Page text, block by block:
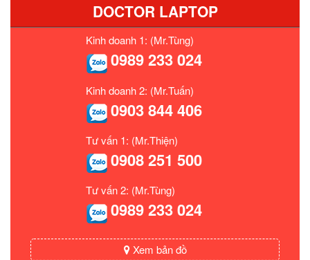
DOCTOR LAPTOP
Kinh doanh 1: (Mr.Tùng)
0989 233 024
Kinh doanh 2: (Mr.Tuấn)
0903 844 406
Tư vấn 1: (Mr.Thiện)
0908 251 500
Tư vấn 2: (Mr.Tùng)
0989 233 024
Xem bản đồ